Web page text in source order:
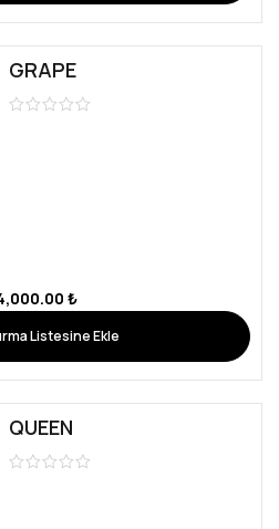
GRAPE
₺
Listesine Ekle
LENA